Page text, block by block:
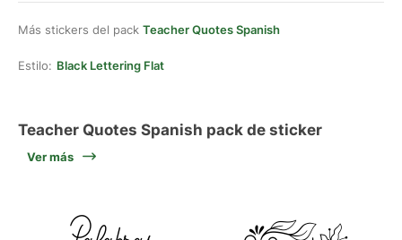
Más stickers del pack Teacher Quotes Spanish
Estilo: Black Lettering Flat
Teacher Quotes Spanish pack de sticker
Ver más